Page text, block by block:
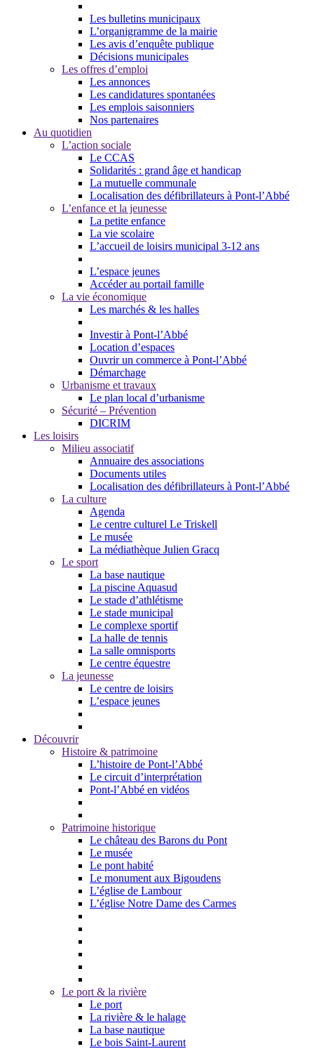
Les bulletins municipaux
L’organigramme de la mairie
Les avis d’enquête publique
Décisions municipales
Les offres d’emploi
Les annonces
Les candidatures spontanées
Les emplois saisonniers
Nos partenaires
Au quotidien
L’action sociale
Le CCAS
Solidarités : grand âge et handicap
La mutuelle communale
Localisation des défibrillateurs à Pont-l’Abbé
L’enfance et la jeunesse
La petite enfance
La vie scolaire
L’accueil de loisirs municipal 3-12 ans
L’espace jeunes
Accéder au portail famille
La vie économique
Les marchés & les halles
Investir à Pont-l’Abbé
Location d’espaces
Ouvrir un commerce à Pont-l’Abbé
Démarchage
Urbanisme et travaux
Le plan local d’urbanisme
Sécurité – Prévention
DICRIM
Les loisirs
Milieu associatif
Annuaire des associations
Documents utiles
Localisation des défibrillateurs à Pont-l’Abbé
La culture
Agenda
Le centre culturel Le Triskell
Le musée
La médiathèque Julien Gracq
Le sport
La base nautique
La piscine Aquasud
Le stade d’athlétisme
Le stade municipal
Le complexe sportif
La halle de tennis
La salle omnisports
Le centre équestre
La jeunesse
Le centre de loisirs
L’espace jeunes
Découvrir
Histoire & patrimoine
L’histoire de Pont-l’Abbé
Le circuit d’interprétation
Pont-l’Abbé en vidéos
Patrimoine historique
Le château des Barons du Pont
Le musée
Le pont habité
Le monument aux Bigoudens
L’église de Lambour
L’église Notre Dame des Carmes
Le port & la rivière
Le port
La rivière & le halage
La base nautique
Le bois Saint-Laurent